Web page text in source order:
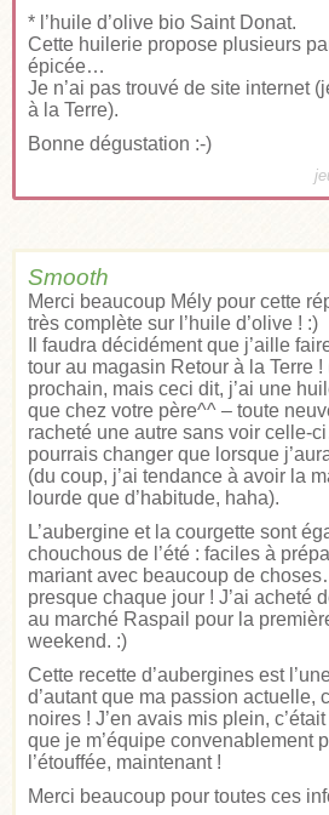
* l’huile d’olive bio Saint Donat.
Cette huilerie propose plusieurs
épicée…
Je n’ai pas trouvé de site internet
à la Terre).
Bonne dégustation :-)
Smooth
Merci beaucoup Mély pour cette
très complète sur l’huile d’olive ! :)
Il faudra décidément que j’aille
tour au magasin Retour à la Terre
prochain, mais ceci dit, j’ai une
que chez votre père^^ – toute
racheté une autre sans voir celle-
pourrais changer que lorsque
(du coup, j’ai tendance à avoir la
lourde que d’habitude, haha).
L’aubergine et la courgette sont
chouchous de l’été : faciles à
mariant avec beaucoup de
presque chaque jour ! J’ai acheté
au marché Raspail pour la
weekend. :)
Cette recette d’aubergines est
d’autant que ma passion actuelle,
noires ! J’en avais mis plein,
que je m’équipe convenablement
l’étouffée, maintenant !
Merci beaucoup pour toutes ces